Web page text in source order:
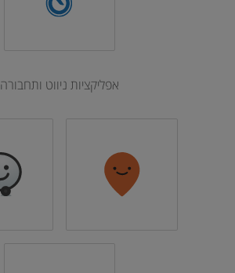
אפליקציות ניווט ותחבורה